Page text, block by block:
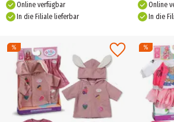
Online verfügbar
In die Filiale lieferbar
Online
In die